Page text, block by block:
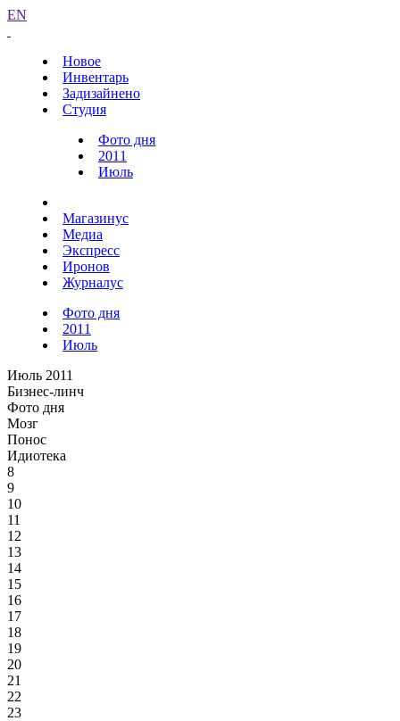
EN
Новое
Инвентарь
Задизайнено
Студия
Фото дня
2011
Июль
Магазинус
Медиа
Экспресс
Иронов
Журналус
Фото дня
2011
Июль
Июль 2011
Бизнес-линч
Фото дня
Мозг
Понос
Идиотека
8
9
10
11
12
13
14
15
16
17
18
19
20
21
22
23